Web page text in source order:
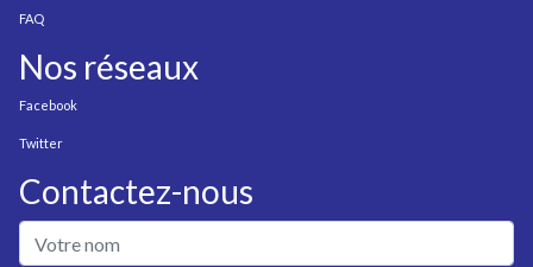
FAQ
Nos réseaux
Facebook
Twitter
Contactez-nous